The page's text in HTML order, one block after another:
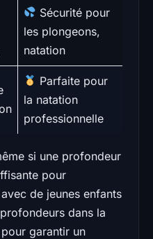
Sécurité pour
les plongeons,
natation
Parfaite pour
la natation
professionnelle
si une profondeur
pour
de jeunes enfants
dans la
garantir un